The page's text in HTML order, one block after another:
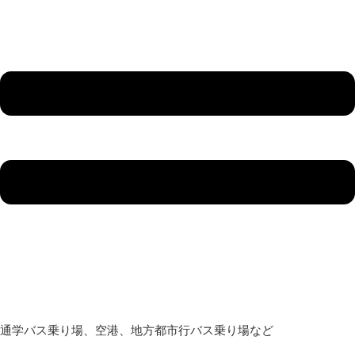
通学バス乗り場、空港、地方都市行バス乗り場など